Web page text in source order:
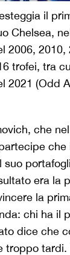
il
Chelsea,
2006, 2010,
trofei, tra
2021 (Odd
che
suo
era la
la
chi ha il
dice che
troppo tardi.